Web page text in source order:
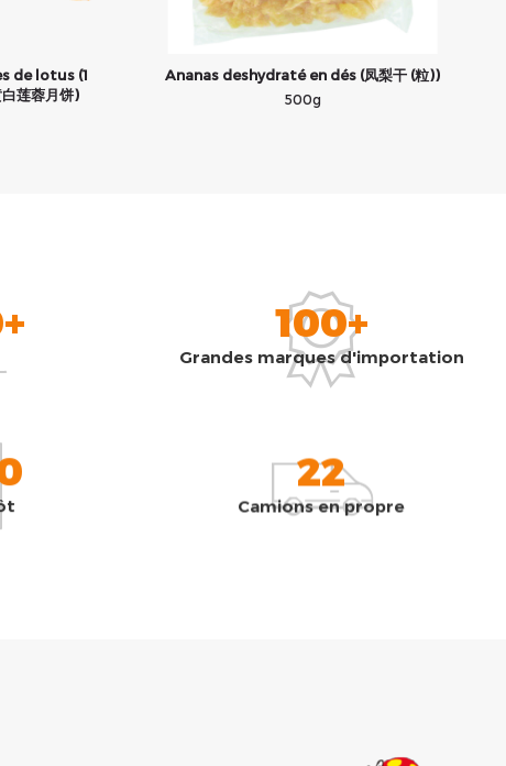
de lotus (1
莲蓉月饼)
Ananas deshydraté en dés (凤梨干 (粒))
500g
100+
Grandes marques d'importation
22
Camions en propre